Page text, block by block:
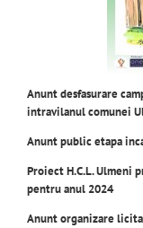
Anunt desfasurare
intravilanul comunei
Anunt public etapa
Proiect H.C.L. Ulmeni
pentru anul 2024
Anunt organizare